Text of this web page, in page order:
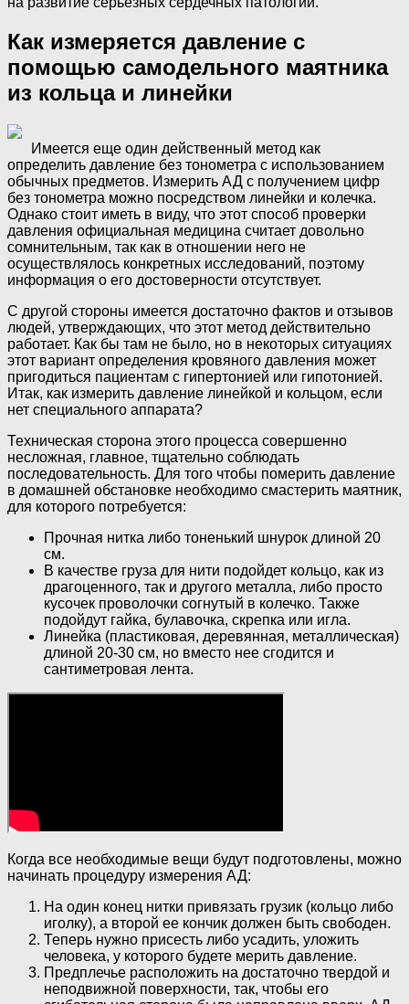
Как измеряется давление с
помощью самодельного маятника
из кольца и линейки
Имеется еще один действенный метод как
определить давление без тонометра с использованием
обычных предметов. Измерить АД с получением цифр
без тонометра можно посредством линейки и колечка.
Однако стоит иметь в виду, что этот способ проверки
давления официальная медицина считает довольно
сомнительным, так как в отношении него не
осуществлялось конкретных исследований, поэтому
информация о его достоверности отсутствует.
С другой стороны имеется достаточно фактов и отзывов
людей, утверждающих, что этот метод действительно
работает. Как бы там не было, но в некоторых ситуациях
этот вариант определения кровяного давления может
пригодиться пациентам с гипертонией или гипотонией.
Итак, как измерить давление линейкой и кольцом, если
нет специального аппарата?
Техническая сторона этого процесса совершенно
несложная, главное, тщательно соблюдать
последовательность. Для того чтобы померить давление
в домашней обстановке необходимо смастерить маятник,
для которого потребуется:
Прочная нитка либо тоненький шнурок длиной 20
см.
В качестве груза для нити подойдет кольцо, как из
драгоценного, так и другого металла, либо просто
кусочек проволочки согнутый в колечко. Также
подойдут гайка, булавочка, скрепка или игла.
Линейка (пластиковая, деревянная, металлическая)
длиной 20-30 см, но вместо нее сгодится и
сантиметровая лента.
Когда все необходимые вещи будут подготовлены, можно
начинать процедуру измерения АД:
На один конец нитки привязать грузик (кольцо либо
иголку), а второй ее кончик должен быть свободен.
Теперь нужно присесть либо усадить, уложить
человека, у которого будете мерить давление.
Предплечье расположить на достаточно твердой и
неподвижной поверхности, так, чтобы его